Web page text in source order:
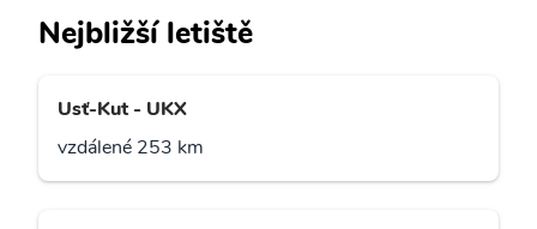
Nejbližší letiště
Usť-Kut - UKX
vzdálené 253 km